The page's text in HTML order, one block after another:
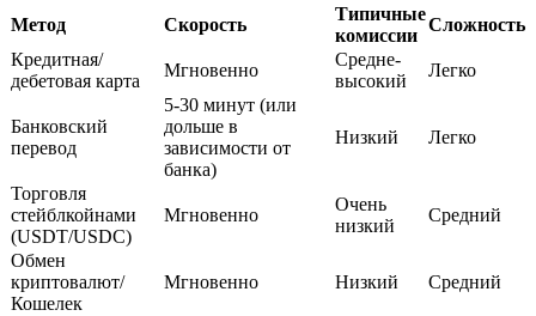
Копирование торговли
Присоединяйтесь к лучшим трейдерам
Метод Скорость
Типичные
комиссии
Сложность
Кредитная/
дебетовая карта
Мгновенно
Средне-
высокий
Легко
Банковский
перевод
5-30 минут (или
дольше в
зависимости от
банка)
Низкий Легко
Торговля
стейблкойнами
(USDT/USDC)
Мгновенно
Очень
низкий
Средний
Обмен
криптовалют/
Кошелек
Мгновенно Низкий Средний